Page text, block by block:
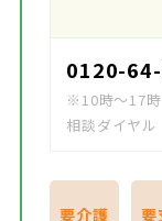
0120-
※10時～17
相談ダイヤル
要介護 要